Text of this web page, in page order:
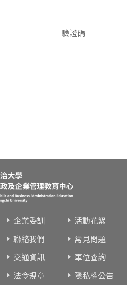
驗證碼
企業委訓
活動花絮
聯絡我們
常見問題
交通資訊
車位查詢
法令規章 隱私權公告